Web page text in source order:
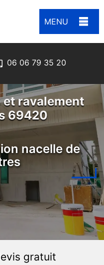
MENU
06 06 79 35 20
ravalement
69420
nacelle de
gratuit